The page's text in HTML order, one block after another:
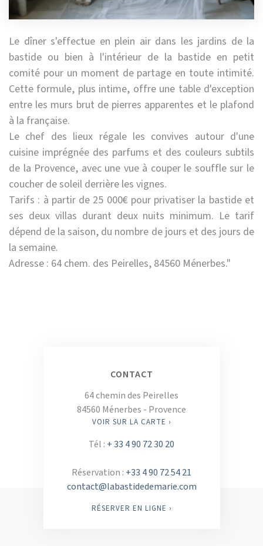
Le dîner s'effectue en plein air dans les jardins de la
bastide ou bien à l'intérieur de la bastide en petit
comité pour un moment de partage en toute intimité.
Cette formule, plus intime, offre une table d'exception
entre les murs brut de pierres apparentes et le plafond
à la française.
Le chef des lieux régale les convives autour d'une
cuisine imprégnée des parfums et des couleurs subtils
de la Provence, avec une vue à couper le souffle sur le
coucher de soleil derrière les vignes.
Tarifs : à partir de 25 000€ pour privatiser la bastide et
ses deux villas durant deux nuits minimum. Le tarif
dépend de la saison, du nombre de jours et des jours de
la semaine.
Adresse : 64 chem. des Peirelles, 84560 Ménerbes."
CONTACT
64 chemin des Peirelles
84560 Ménerbes - Provence
VOIR SUR LA CARTE ›
Tél : + 33 4 90 72 30 20
Réservation : +33 4 90 72 54 21
contact@labastidedemarie.com
RÉSERVER EN LIGNE ›